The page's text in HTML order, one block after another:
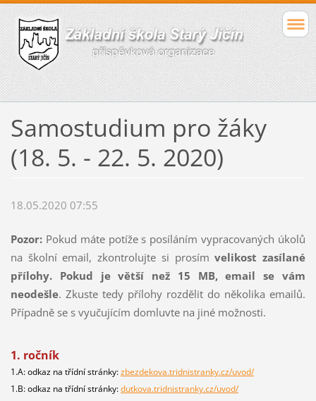
Samostudium pro žáky
(18. 5. - 22. 5. 2020)
18.05.2020 07:55
Pozor:Pokud máte potíže s posíláním vypracovaných úkolů
na školní email, zkontrolujte si prosímvelikost zasílané
přílohy. Pokud je větší než 15 MB, email se vám
neodešle. Zkuste tedy přílohy rozdělit do několika emailů.
Případně se s vyučujícím domluvte na jiné možnosti.
1. ročník
1.A: odkaz na třídní stránky:zbezdekova.tridnistranky.cz/uvod/
1.B: odkaz na třídní stránky:dutkova.tridnistranky.cz/uvod/